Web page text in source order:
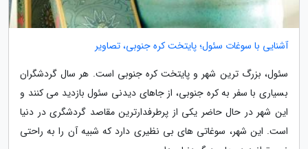
آشنایی با سوغات سئول؛ پایتخت کره جنوبی، تصاویر
سئول، بزرگ ترین شهر و پایتخت کره جنوبی است. هر سال گردشگران
بسیاری با سفر به کره جنوبی، از جاهای دیدنی سئول بازدید می کنند و
این شهر در حال حاضر یکی از پرطرفدارترین مقاصد گردشگری در دنیا
است. این شهر، سوغاتی های بی نظیری دارد که شبیه آن را به راحتی